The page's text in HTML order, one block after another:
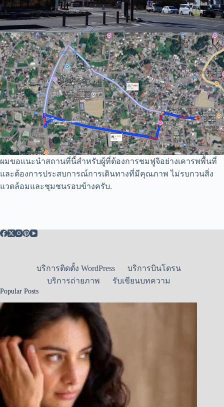
ผมขอแนะนำสถานที่นี้สำหรับผู้ที่ต้องการชมฟูจิอย่างเคารพพื้นที่
และต้องการประสบการณ์การเดินทางที่มีคุณภาพ ไม่รบกวนสิ่ง
แวดล้อมและชุมชนรอบข้างครับ.
บริการติดตั้ง WordPress
บริการบินโดรน
บริการถ่ายภาพ
รับเขียนบทความ
Popular Posts